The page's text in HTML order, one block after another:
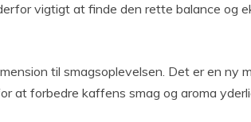
vigtigt at finde den rette balance og
til smagsoplevelsen. Det er en ny
at forbedre kaffens smag og aroma